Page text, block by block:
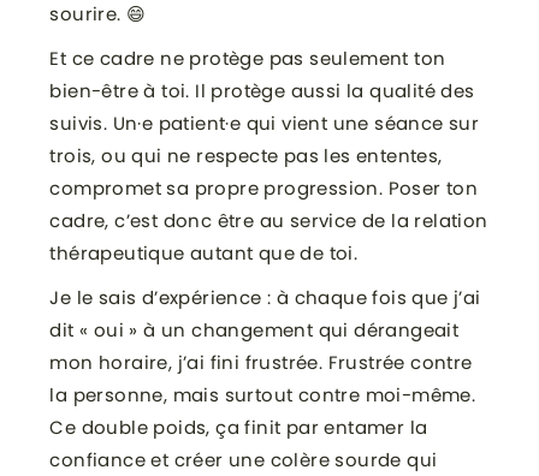
sourire. 😄
Et ce cadre ne protège pas seulement ton
bien-être à toi. Il protège aussi la qualité des
suivis. Un·e patient·e qui vient une séance sur
trois, ou qui ne respecte pas les ententes,
compromet sa propre progression. Poser ton
cadre, c’est donc être au service de la relation
thérapeutique autant que de toi.
Je le sais d’expérience : à chaque fois que j’ai
dit « oui » à un changement qui dérangeait
mon horaire, j’ai fini frustrée. Frustrée contre
la personne, mais surtout contre moi-même.
Ce double poids, ça finit par entamer la
confiance et créer une colère sourde qui